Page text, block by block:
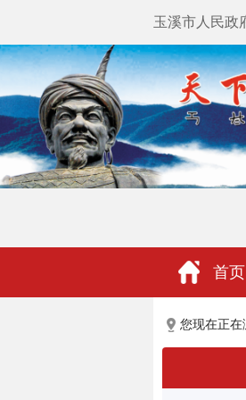
玉溪市人民政
首页
政民
您现在正在